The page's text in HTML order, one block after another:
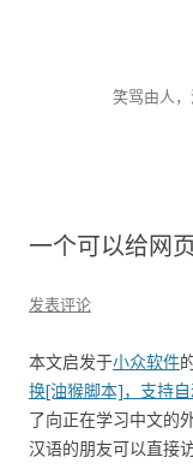
笑骂由人，
一个可以给网
发表评论
本文启发于小众软件
换[油猴脚本]，支持
了向正在学习中文的
汉语的朋友可以直接